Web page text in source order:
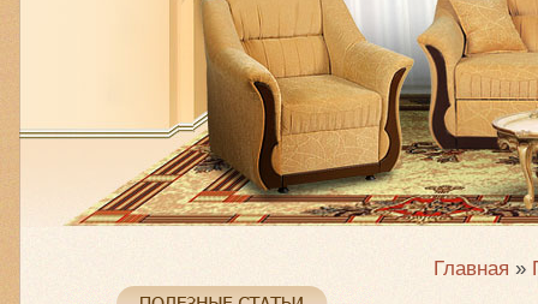
Главная »